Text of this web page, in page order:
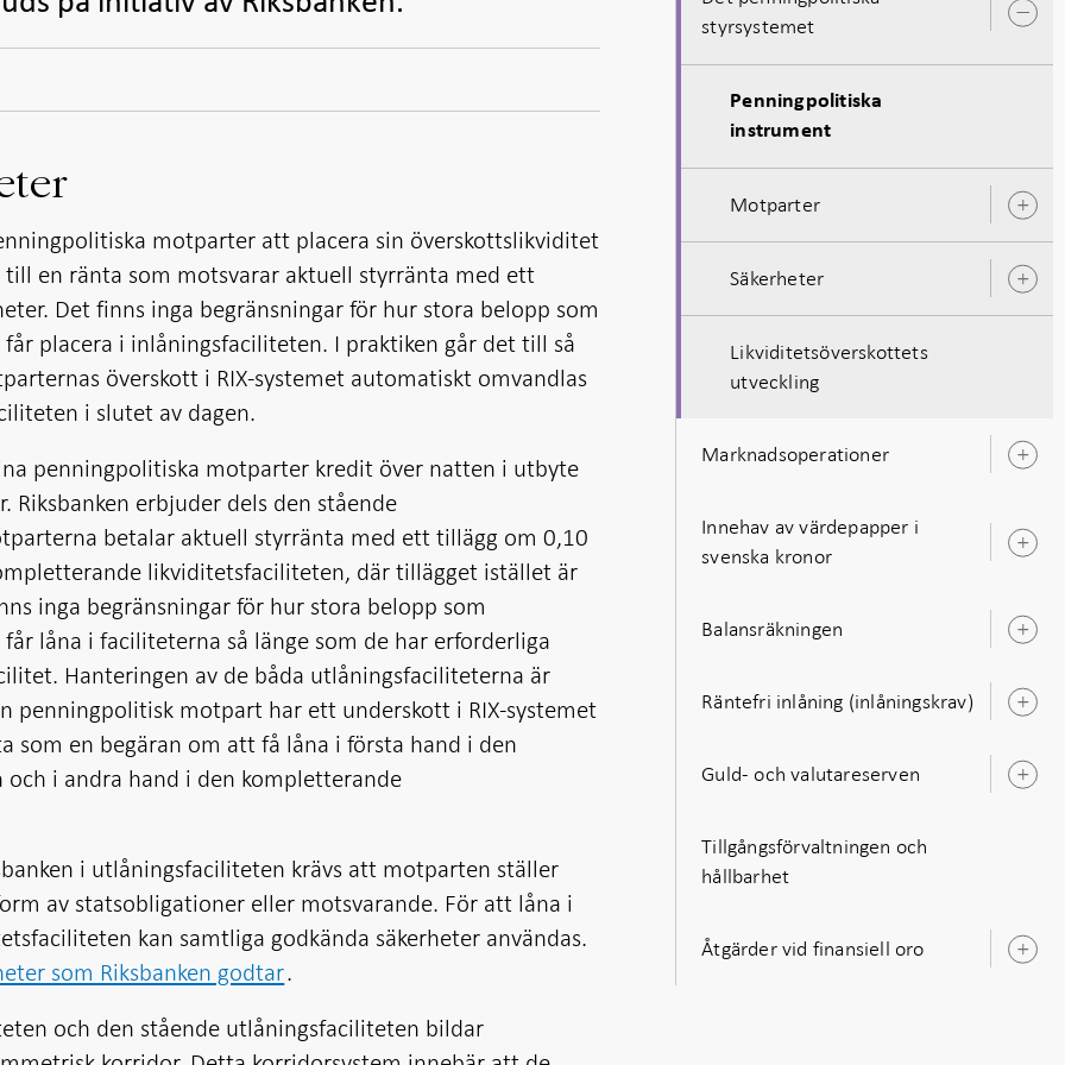
motparter att placera sin överskottslikviditet
till en ränta som motsvarar aktuell styrränta med ett
Det finns inga begränsningar för hur stora belopp som
placera i inlåningsfaciliteten. I praktiken går det till så
överskott i RIX-systemet automatiskt omvandlas
i slutet av dagen.
penningpolitiska motparter kredit över natten i utbyte
Riksbanken erbjuder dels den stående
betalar aktuell styrränta med ett tillägg om 0,10
likviditetsfaciliteten, där tillägget istället är
inga begränsningar för hur stora belopp som
låna i faciliteterna så länge som de har erforderliga
Hanteringen av de båda utlåningsfaciliteterna är
penningpolitisk motpart har ett underskott i RIX-systemet
som en begäran om att få låna i första hand i den
i andra hand i den kompletterande
i utlåningsfaciliteten krävs att motparten ställer
av statsobligationer eller motsvarande. För att låna i
kan samtliga godkända säkerheter användas.
som Riksbanken godtar.
och den stående utlåningsfaciliteten bildar
styrsystemet
Penningpolitiska
instrument
Motparter
Säkerheter
Likviditetsöverskottets
utveckling
Marknadsoperationer
Innehav av värdepapper i
svenska kronor
Balansräkningen
Räntefri inlåning (inlåningskrav)
Guld- och valutareserven
Tillgångsförvaltningen och
hållbarhet
Åtgärder vid finansiell oro